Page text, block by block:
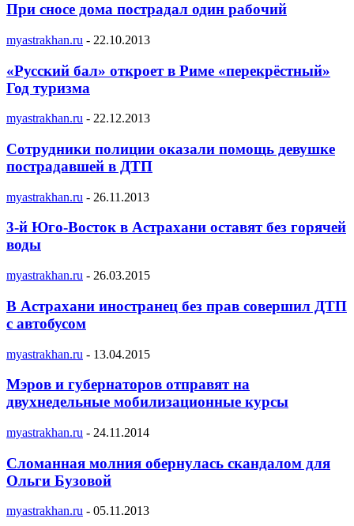
При сносе дома пострадал один рабочий
myastrakhan.ru - 22.10.2013
«Русский бал» откроет в Риме «перекрёстный»
Год туризма
myastrakhan.ru - 22.12.2013
Сотрудники полиции оказали помощь девушке
пострадавшей в ДТП
myastrakhan.ru - 26.11.2013
3-й Юго-Восток в Астрахани оставят без горячей
воды
myastrakhan.ru - 26.03.2015
В Астрахани иностранец без прав совершил ДТП
с автобусом
myastrakhan.ru - 13.04.2015
Мэров и губернаторов отправят на
двухнедельные мобилизационные курсы
myastrakhan.ru - 24.11.2014
Сломанная молния обернулась скандалом для
Ольги Бузовой
myastrakhan.ru - 05.11.2013